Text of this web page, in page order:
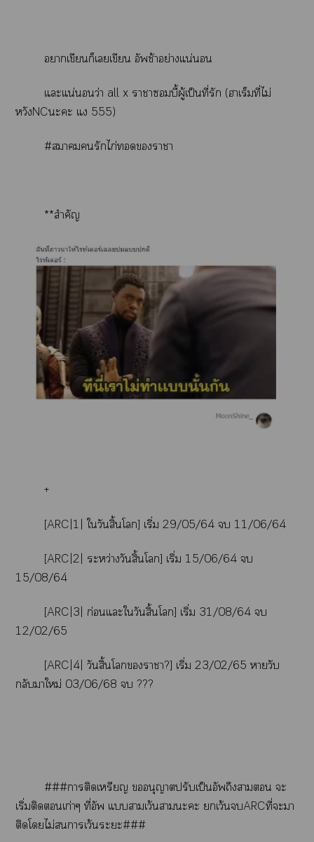
าเขียนก็เเขียน อัพช้าอย่างแน่นอน
แะแน่นอนว่า all x าาบี้ผู้เป็นที่รัก (ฮาเร็มที่ไม่
หวังNCะะ แ 555)
#ารักไก่าา
**สำคัญ
+
[ARC|1| ใวันสิ้นโ] เริ่ม 29/05/64  11/06/64
[ARC|2| ระหว่างวันสิ้นโ] เริ่ม 15/06/64 
15/08/64
[ARC|3| ก่อนแะใวันสิ้นโ] เริ่ม 31/08/64 
12/02/65
[ARC|4| วันสิ้นโาา?] เริ่ม 23/02/65 หายวับ
กลับาใหม่ 03/06/68  ???
###าติดเหรียญ อนุญาตปรับเป็นอัพถึงา ะ
เริ่มติดเก่าๆ ที่อัพ แาเว้นาะะ เว้นARCที่ะา
ติดโไม่าเว้นะะ###